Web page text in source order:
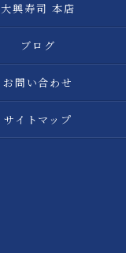
大興寿司 本店
ブログ
お問い合わせ
サイトマップ